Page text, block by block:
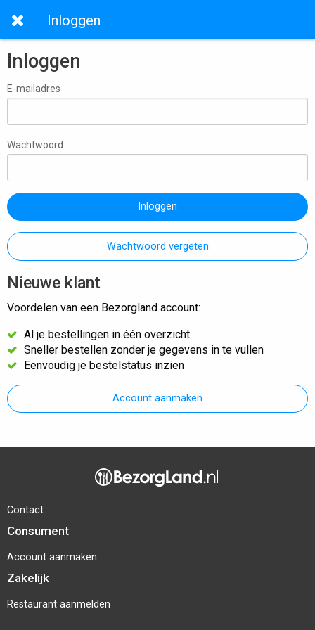
Inloggen
Inloggen
E-mailadres
Wachtwoord
Inloggen
Wachtwoord vergeten
Nieuwe klant
Voordelen van een Bezorgland account:
Al je bestellingen in één overzicht
Sneller bestellen zonder je gegevens in te vullen
Eenvoudig je bestelstatus inzien
Account aanmaken
Contact
Consument
Account aanmaken
Zakelijk
Restaurant aanmelden